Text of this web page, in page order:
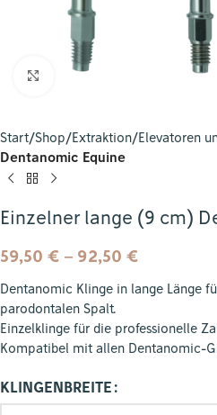
Zum Vergrößern klicken
Start Shop Extraktion Elevatoren
Dentanomic Equine
Einzelner lange (9 cm)
59,50 € – 92,50 €
Dentanomic Klinge in lange Länge
parodontalen Spalt.
Einzelklinge für die professionelle
Kompatibel mit allen Dentanomic-
KLINGENBREITE